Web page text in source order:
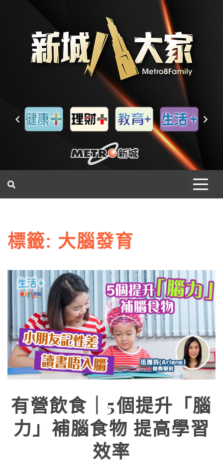
標籤: 大腦發育
有營飲食｜5個提升「腦
力」補腦食物 提高學習
效率